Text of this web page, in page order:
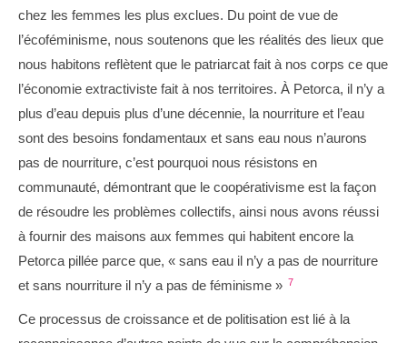
chez les femmes les plus exclues. Du point de vue de
l’écoféminisme, nous soutenons que les réalités des lieux que
nous habitons reflètent que le patriarcat fait à nos corps ce que
l’économie extractiviste fait à nos territoires. À Petorca, il n’y a
plus d’eau depuis plus d’une décennie, la nourriture et l’eau
sont des besoins fondamentaux et sans eau nous n’aurons
pas de nourriture, c’est pourquoi nous résistons en
communauté, démontrant que le coopérativisme est la façon
de résoudre les problèmes collectifs, ainsi nous avons réussi
à fournir des maisons aux femmes qui habitent encore la
Petorca pillée parce que, « sans eau il n’y a pas de nourriture
et sans nourriture il n’y a pas de féminisme » 7
Ce processus de croissance et de politisation est lié à la